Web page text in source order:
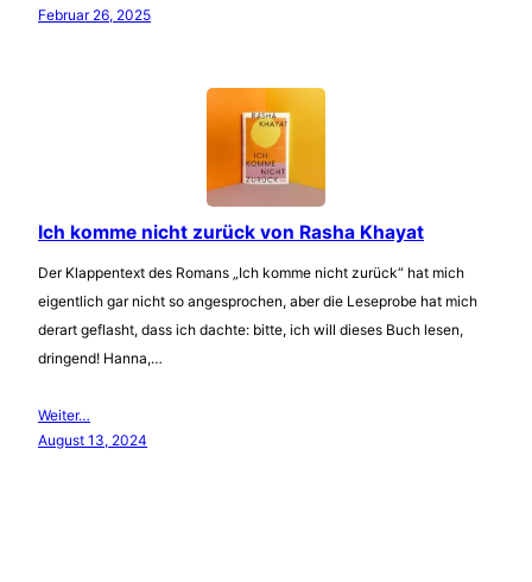
Februar 26, 2025
Ich komme nicht zurück von Rasha Khayat
Der Klappentext des Romans „Ich komme nicht zurück“ hat mich
eigentlich gar nicht so angesprochen, aber die Leseprobe hat mich
derart geflasht, dass ich dachte: bitte, ich will dieses Buch lesen,
dringend! Hanna,…
Weiter…
August 13, 2024